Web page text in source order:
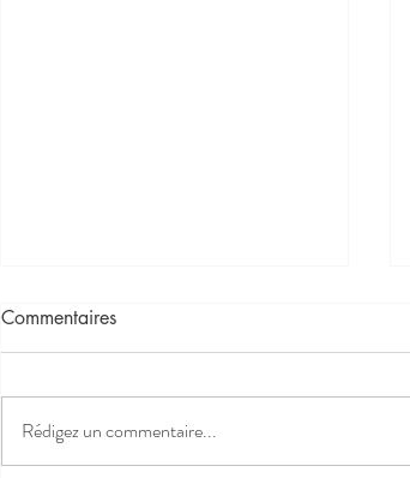
Commentaires
Rédigez un commentaire...